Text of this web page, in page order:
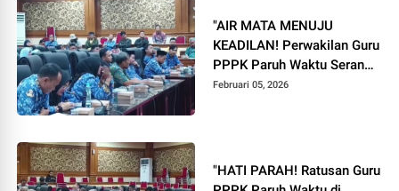
"AIR MATA MENUJU
KEADILAN! Perwakilan Guru
PPPK Paruh Waktu Serang
Menangis Saat Sampaikan
Februari 05, 2026
"HATI PARAH! Ratusan Guru